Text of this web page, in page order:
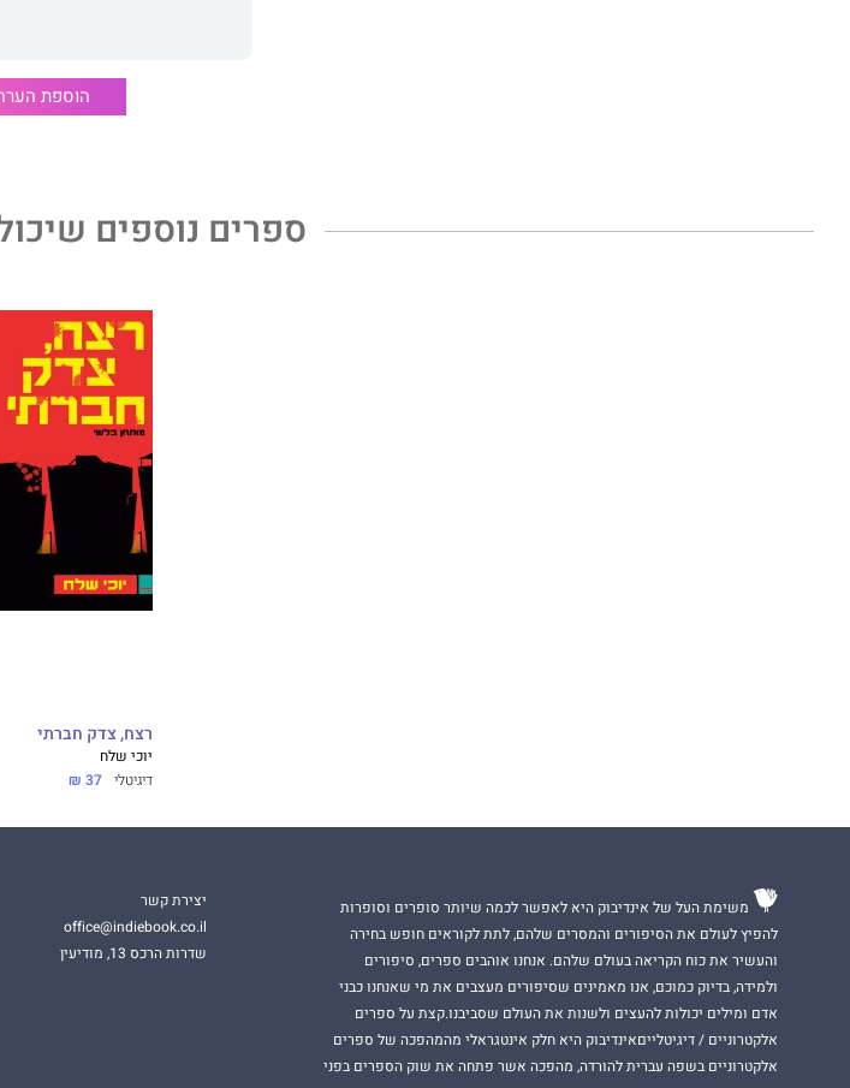
הוספת
ספרים נוספים
רצח, צדק חברתי
יוכי שלח
דיגיטלי 37 ₪
משימת העל של אינדיבוק היא לאפשר לכמה שיותר סופרים וסופרות
להפיץ לעולם את הסיפורים והמסרים שלהם, לתת לקוראים חופש בחירה
והעשיר את כוח הקריאה בעולם שלהם. אנחנו אוהבים ספרים, סיפורים
ולמידה, בדיוק כמוכם, אנו מאמינים שסיפורים מעצבים את מי שאנחנו כבני
אדם ומילים יכולות להעצים ולשנות את העולם שסביבנו.קצת על ספרים
אלקטרוניים / דיגיטלייםאינדיבוק היא חלק אינטגראלי מהמהפכה של ספרים
אלקטרוניים בשפה עברית להורדה, מהפכה אשר פתחה את שוק הספרים בפני
יצירת קשר
office@indiebook.co.il
שדרות הרכס 13, מודיעין